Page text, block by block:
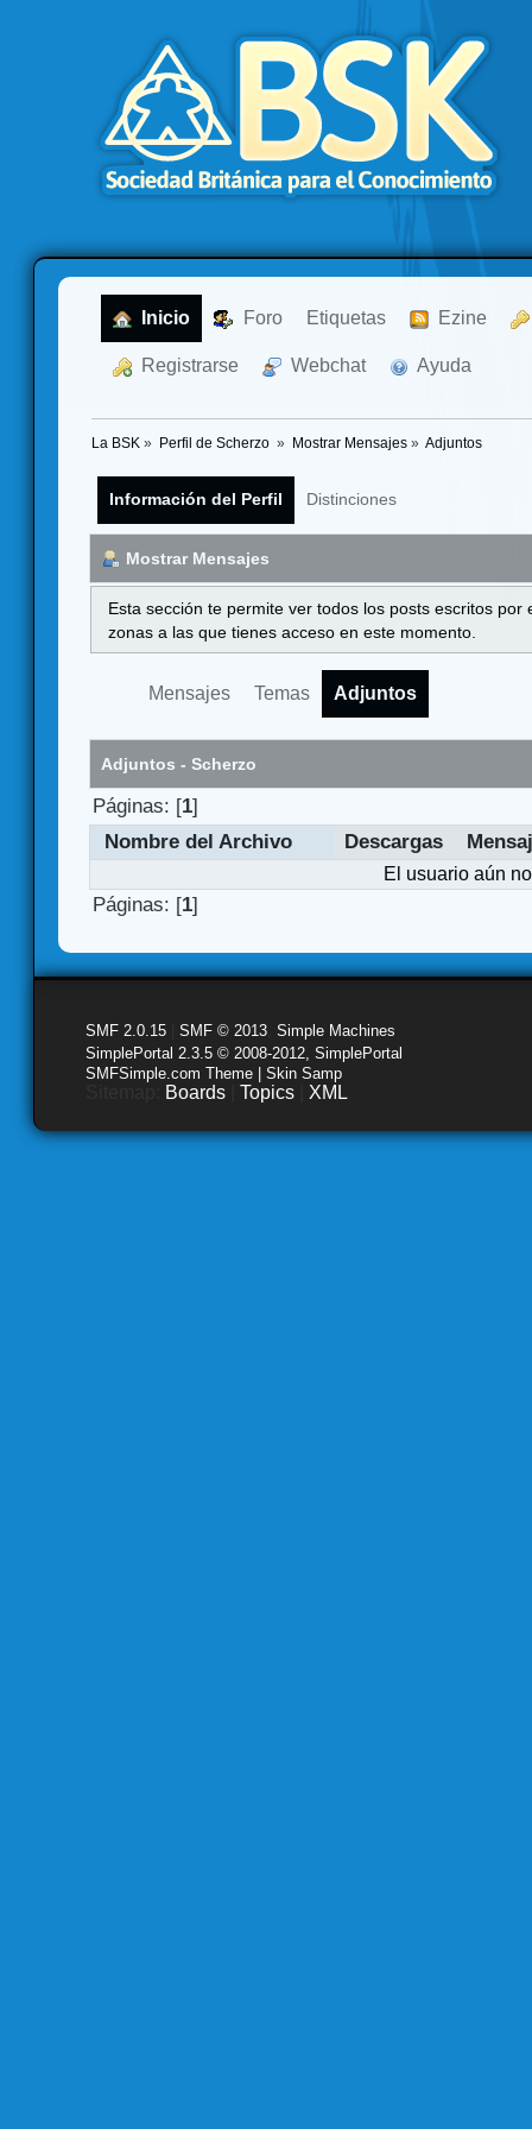
Inicio Foro Etiquetas Ezine
Registrarse Webchat Ayuda
La BSK » Perfil de Scherzo » Mostrar Mensajes» Adjuntos
Información del Perfil Distinciones
Mostrar Mensajes
Esta sección te permite ver todos los posts escritos
zonas a las que tienes acceso en este momento.
Mensajes Temas Adjuntos
Adjuntos - Scherzo
Páginas: [1]
Nombre del Archivo
Descargas
El usuario aún
Páginas: [1]
SMF 2.0.15 SMF © 2013 Simple Machines
SimplePortal 2.3.5 © 2008-2012, SimplePortal
SMFSimple.com Theme | Skin Samp
Boards Topics XML